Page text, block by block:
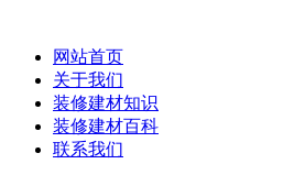
网站首页
关于我们
装修建材知识
装修建材百科
联系我们